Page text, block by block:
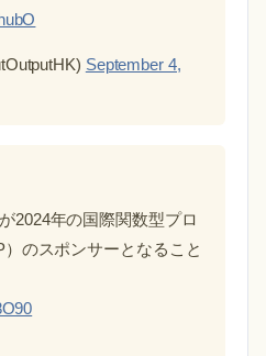
September 4,
2024年の国際関数型プロ
のスポンサーとなること